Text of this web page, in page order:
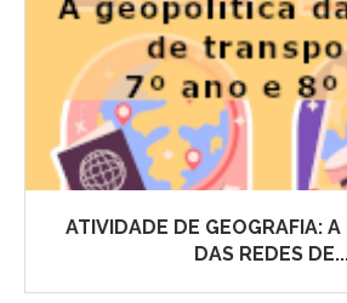
ATIVIDADE DE GEOGRAFIA:
DAS REDES